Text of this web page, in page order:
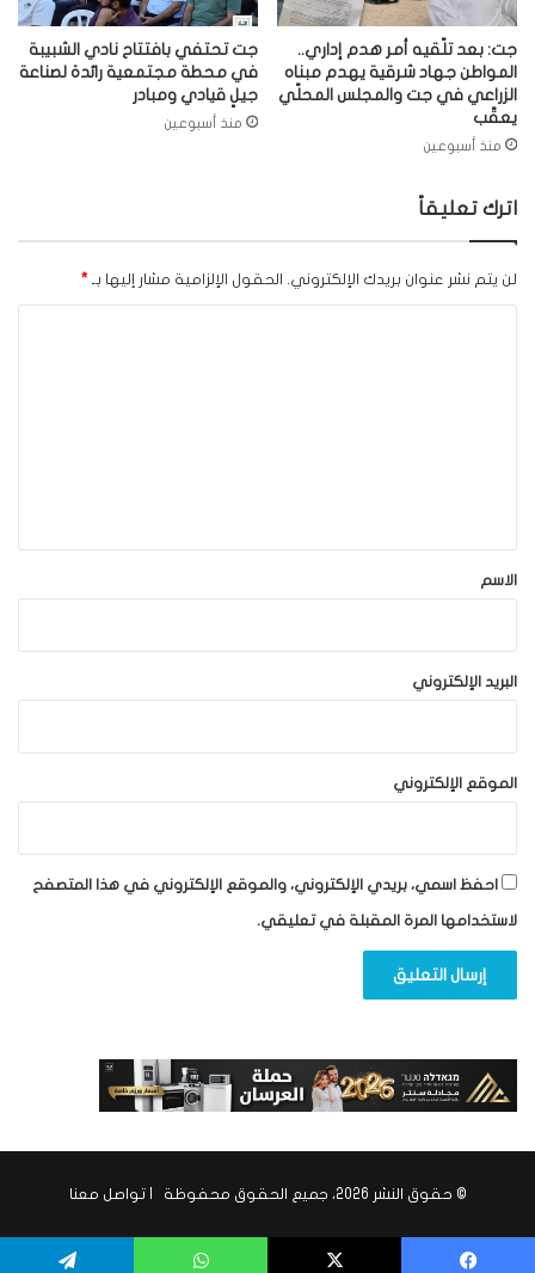
جت: بعد تلّقيه أمر هدم إداري..
المواطن جهاد شرقية يهدم مبناه
الزراعي في جت والمجلس المحلّي
يعقّب
منذ أسبوعين
جت تحتفي بافتتاح نادي الشبيبة
في محطة مجتمعية رائدة لصناعة
جيلٍ قيادي ومبادر
منذ أسبوعين
اترك تعليقاً
لن يتم نشر عنوان بريدك الإلكتروني. الحقول الإلزامية مشار إليها بـ *
*الاسم
البريد الإلكتروني
الموقع الإلكتروني
احفظ اسمي، بريدي الإلكتروني، والموقع الإلكتروني في هذا المتصفح
لاستخدامها المرة المقبلة في تعليقي.
© حقوق النشر 2026، جميع الحقوق محفوظة | تواصل معنا